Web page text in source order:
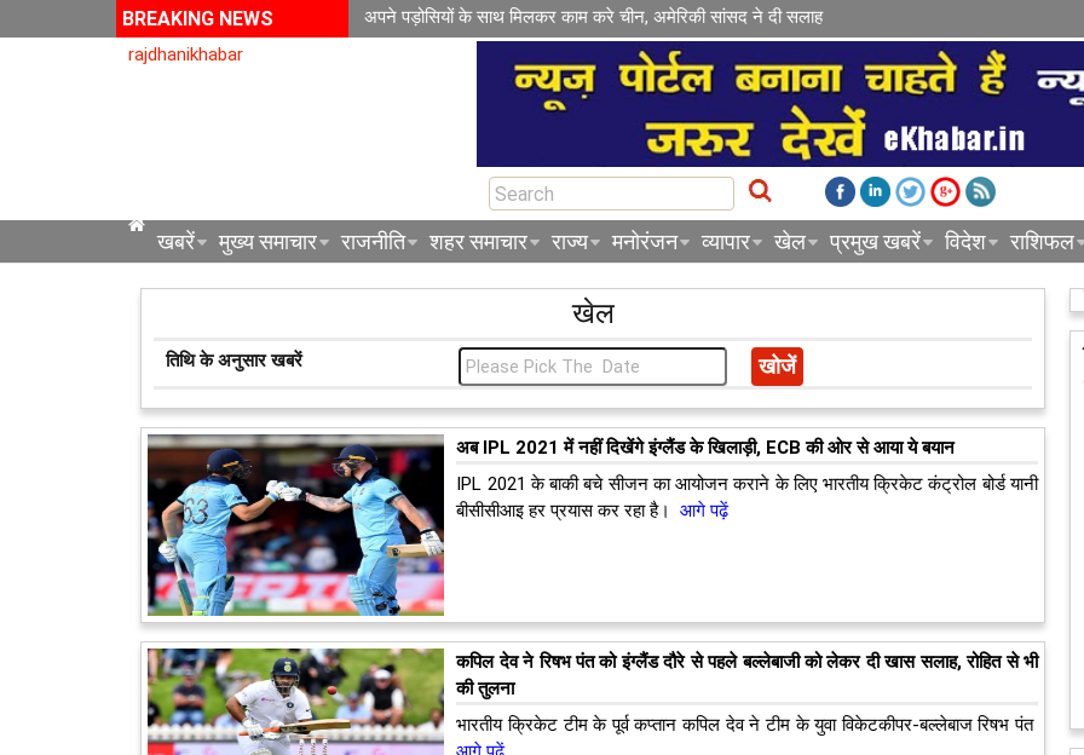
BREAKING NEWS
अपने पड़ोसियों के साथ मिलकर काम करे चीन, अमेरिकी सांसद ने दी सलाह
rajdhanikhabar
खबरें मुख्य समाचार राजनीति शहर समाचार राज्य मनोरंजन व्यापार खेल प्रमुख खबरें विदेश राशिफल
खेल
तिथि के अनुसार खबरें
अब IPL 2021 में नहीं दिखेंगे इंग्लैंड के खिलाड़ी, ECB की ओर से आया ये बयान
IPL 2021 के बाकी बचे सीजन का आयोजन कराने के लिए भारतीय क्रिकेट कंट्रोल बोर्ड यानी
बीसीसीआइ हर प्रयास कर रहा है।
आगे पढ़ें
कपिल देव ने रिषभ पंत को इंग्लैंड दौरे से पहले बल्लेबाजी को लेकर दी खास सलाह, रोहित से भी
की तुलना
भारतीय क्रिकेट टीम के पूर्व कप्तान कपिल देव ने टीम के युवा विकेटकीपर-बल्लेबाज रिषभ पंत